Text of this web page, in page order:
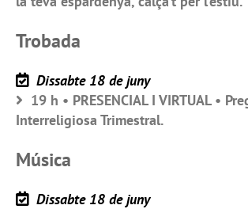
Trobada
Dissabte 18 de juny
19 h • PRESENCIAL I VIRTUAL •
Interreligiosa Trimestral.
Música
Dissabte 18 de juny